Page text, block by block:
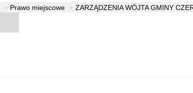
Prawo miejscowe ZARZĄDZENIA WÓJTA GMINY